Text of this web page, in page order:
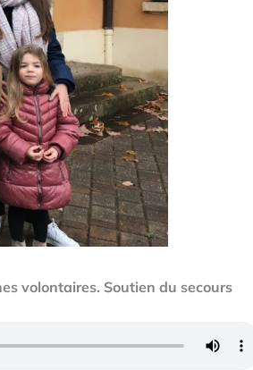
volontaires. Soutien du secours